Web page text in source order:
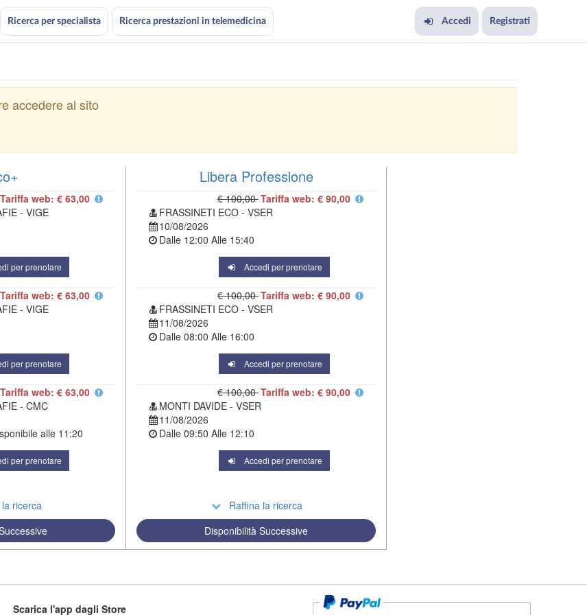
Ricerca per specialista Ricerca prestazioni in telemedicina Accedi Registrati
accedere al sito
Tariffa web: € 63,00
- VIGE
per prenotare
Tariffa web: € 63,00
- VIGE
per prenotare
Tariffa web: € 63,00
- CMC
alle 11:20
per prenotare
ricerca
Libera Professione
€ 100,00Tariffa web: € 90,00
FRASSINETI ECO - VSER
10/08/2026
Dalle 12:00 Alle 15:40
Accedi per prenotare
€ 100,00Tariffa web: € 90,00
FRASSINETI ECO - VSER
11/08/2026
Dalle 08:00 Alle 16:00
Accedi per prenotare
€ 100,00Tariffa web: € 90,00
MONTI DAVIDE - VSER
11/08/2026
Dalle 09:50 Alle 12:10
Accedi per prenotare
Raffina la ricerca
Disponibilità Successive
Scarica l'app dagli Store